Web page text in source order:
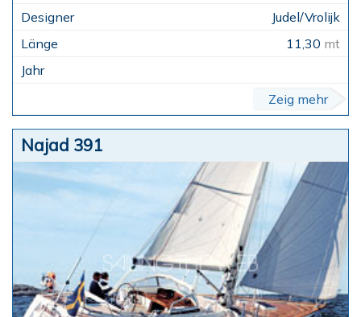
Judel/Vrolijk
11,30 mt
Zeig mehr
Najad 391